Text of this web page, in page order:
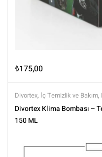
₺175,00
Divortex, İç Temizlik ve Bakım,
Markalar, Tüm Ürünler,Tüm
Divortex Klima Bombası –
150 ML